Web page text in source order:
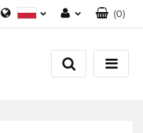
Zaloguj się
Załóż konto
(0)